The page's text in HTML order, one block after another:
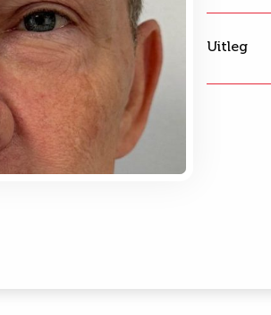
Uitleg